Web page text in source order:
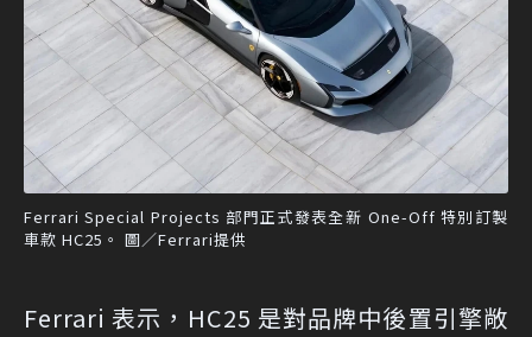
Ferrari Special Projects 部門正式發表全新 One-Off 特別訂製
車款 HC25。 圖／Ferrari提供
Ferrari 表示，HC25 是對品牌中後置引擎敞